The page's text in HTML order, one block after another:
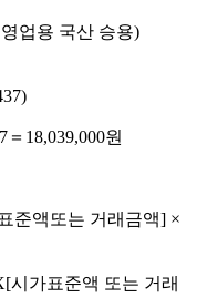
업용 국산 승용)
18,039,000원
준액또는 거래금액] ×
시가표준액 또는 거래